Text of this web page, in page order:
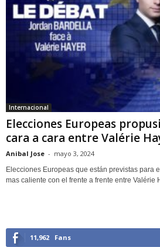
Internacional
Elecciones Europeas
cara a cara entre Valérie
Anibal Jose - mayo 3, 2024
Elecciones Europeas que están previstas para
mas caliente con el frente a frente entre Valérie
11,962 Fans